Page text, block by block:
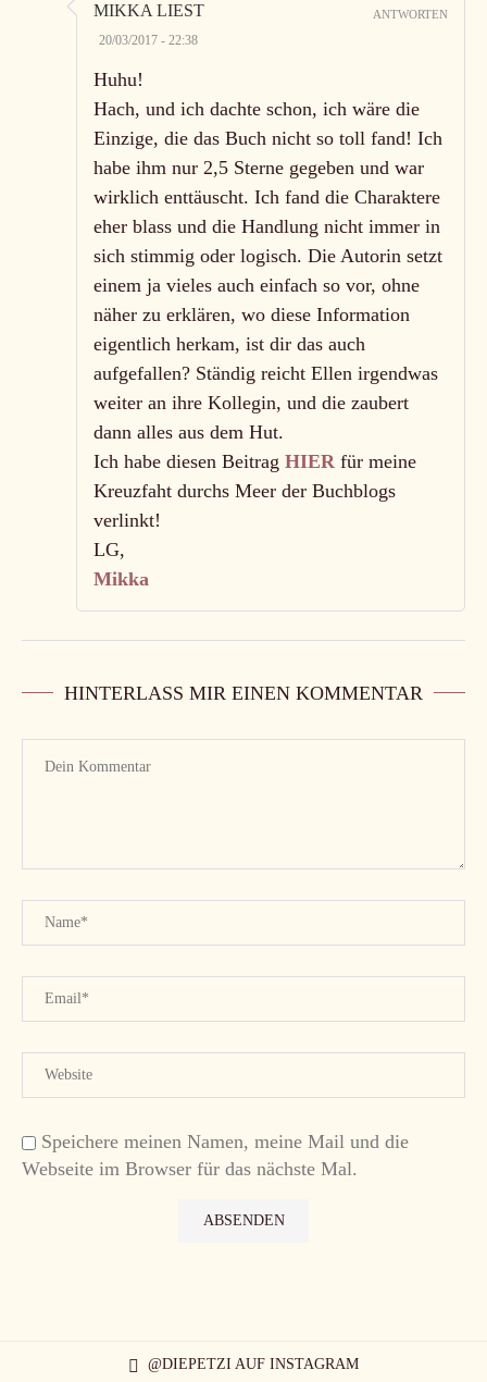
MIKKA LIEST
20/03/2017 - 22:38
Huhu!
Hach, und ich dachte schon, ich wäre die
Einzige, die das Buch nicht so toll fand! Ich
habe ihm nur 2,5 Sterne gegeben und war
wirklich enttäuscht. Ich fand die Charaktere
eher blass und die Handlung nicht immer in
sich stimmig oder logisch. Die Autorin setzt
einem ja vieles auch einfach so vor, ohne
näher zu erklären, wo diese Information
eigentlich herkam, ist dir das auch
aufgefallen? Ständig reicht Ellen irgendwas
weiter an ihre Kollegin, und die zaubert
dann alles aus dem Hut.
Ich habe diesen Beitrag HIER für meine
Kreuzfaht durchs Meer der Buchblogs
verlinkt!
LG,
Mikka
ANTWORTEN
HINTERLASS MIR EINEN KOMMENTAR
Speichere meinen Namen, meine Mail und die
Webseite im Browser für das nächste Mal.
@DIEPETZI AUF INSTAGRAM